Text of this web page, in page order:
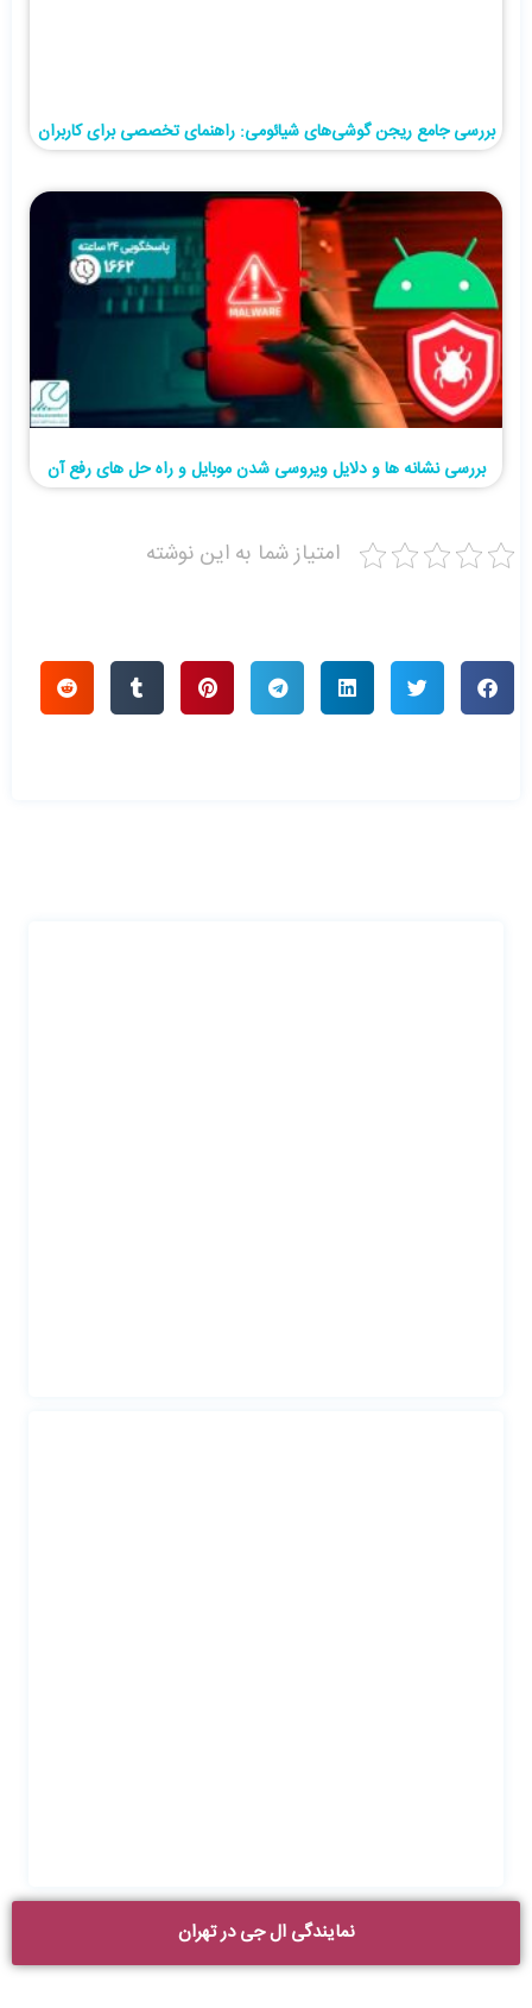
بررسی جامع ریجن گوشی‌های شیائومی: راهنمای تخصصی برای کاربران
بررسی نشانه ها و دلایل ویروسی شدن موبایل و راه حل های رفع آن
امتیاز شما به این نوشته
نمایندگی ال جی در تهران